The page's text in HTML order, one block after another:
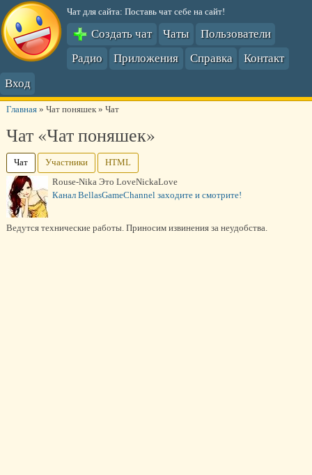
Чат для сайта: Поставь чат себе на сайт!
Создать чат Чаты
Пользователи
Радио
Приложения Справка
Контакт
Вход
Главная» Чат поняшек» Чат
Чат «Чат поняшек»
Чат Участники
HTML
Rouse-Nika Это LoveNickaLove
Канал BellasGameChannel заходите и смотрите!